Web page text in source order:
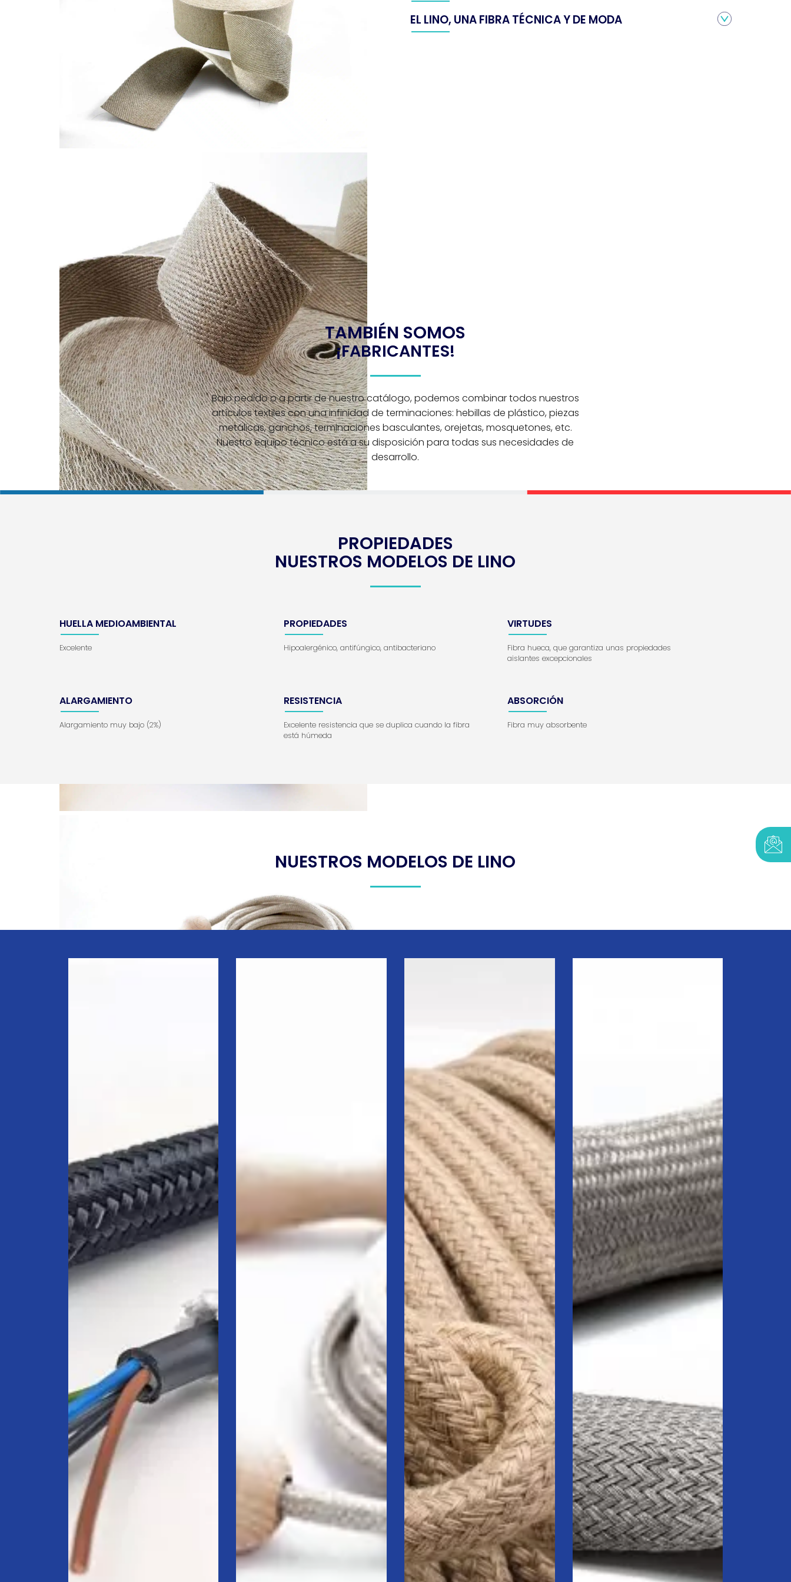
EL LINO, UNA FIBRA TÉCNICA Y DE MODA
TAMBIÉN SOMOS
¡FABRICANTES!
Bajo pedido o a partir de nuestro catálogo, podemos combinar todos nuestros
artículos textiles con una infinidad de terminaciones: hebillas de plástico, piezas
metálicas, ganchos, terminaciones basculantes, orejetas, mosquetones, etc.
Nuestro equipo técnico está a su disposición para todas sus necesidades de
desarrollo.
PROPIEDADES
NUESTROS MODELOS DE LINO
HUELLA MEDIOAMBIENTAL
Excelente
PROPIEDADES
Hipoalergénico, antifúngico, antibacteriano
VIRTUDES
Fibra hueca, que garantiza unas propiedades
aislantes excepcionales
ALARGAMIENTO
Alargamiento muy bajo (2%)
RESISTENCIA
Excelente resistencia que se duplica cuando la fibra
está húmeda
ABSORCIÓN
Fibra muy absorbente
NUESTROS MODELOS DE LINO